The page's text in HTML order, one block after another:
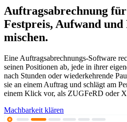
Auftragsabrechnung
Festpreis, Aufwand und
mischen.
Eine Auftragsabrechnungs-Software
seinen Positionen ab, jede in ihrer
nach Stunden oder wiederkehrende
sie an einem Auftrag und schlägt am
einem Klick vor, als ZUGFeRD oder
Machbarkeit klären